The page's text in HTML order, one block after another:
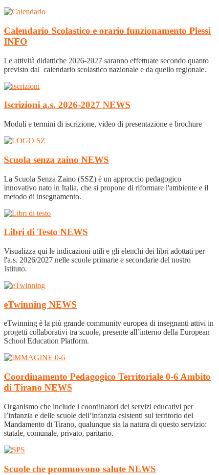
Calendario Scolastico e orario funzionamento Plessi
INFO
Le attività didattiche 2026-2027 saranno effettuate secondo quanto
previsto dal calendario scolastico nazionale e da quello regionale.
Iscrizioni a.s. 2026-2027 NEWS
Moduli e termini di iscrizione, video di presentazione e brochure
Scuola senza zaino NEWS
La Scuola Senza Zaino (SSZ) è un approccio pedagogico
innovativo nato in Italia, che si propone di riformare l'ambiente e il
metodo di insegnamento.
Libri di Testo NEWS
Visualizza qui le indicazioni utili e gli elenchi dei libri adottati per
l'a.s. 2026/2027 nelle scuole primarie e secondarie del nostro
Istituto.
eTwinning NEWS
eTwinning è la più grande community europea di insegnanti attivi in
progetti collaborativi tra scuole, presente all’interno della European
School Education Platform.
Coordinamento Pedagogico Territoriale 0-6 Ambito
di Tirano NEWS
Organismo che include i coordinatori dei servizi educativi per
l’infanzia e delle scuole dell’infanzia esistenti sul territorio del
Mandamento di Tirano, qualunque sia la natura di questo servizio:
statale, comunale, privato, paritario.
Scuole che promuovono salute NEWS